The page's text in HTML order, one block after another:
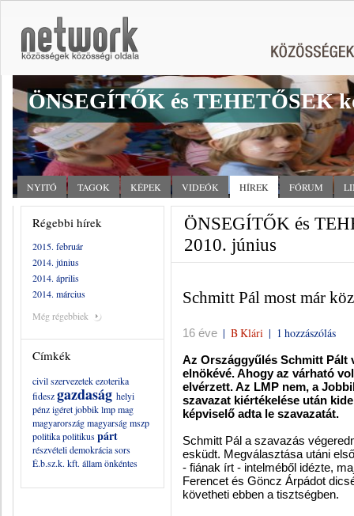
ÖNSEGÍTŐK és TEHETŐSEK
NYITÓ TAGOK KÉPEK VIDEÓK HÍREK FÓRUM
Régebbi hírek
2015. február
2014. június
2014. április
2014. március
Még régebbiek
Címkék
civil szervezetekezoterika
fideszgazdaság helyi
pénzigéretjobbiklmpmag
magyarországmagyarságmszp
politikapolitikuspárt
részvételi demokráciasors
É.b.sz.k. kft. államönkéntes
ÖNSEGÍTŐK és
2010. június
Schmitt Pál most már
16 éve | B Klári | 1 hozzászólás
Az Országgyűlés Schmitt Pált
elnökévé. Ahogy az várható
elvérzett. Az LMP nem, a
szavazat kiértékelése után
képviselő adta le szavazatát.
Schmitt Pál a szavazás
esküdt. Megválasztása utáni
- fiának írt - intelméből idézte,
Ferencet és Göncz Árpádot
követheti ebben a tisztségben.